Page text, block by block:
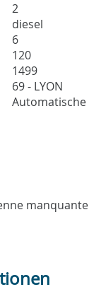
2
diesel
6
120
1499
69 - LYON
Automatische
manquante